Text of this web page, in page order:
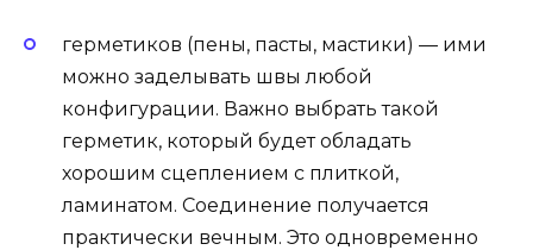
герметиков (пены, пасты, мастики) — ими
можно заделывать швы любой
конфигурации. Важно выбрать такой
герметик, который будет обладать
хорошим сцеплением с плиткой,
ламинатом. Соединение получается
практически вечным. Это одновременно